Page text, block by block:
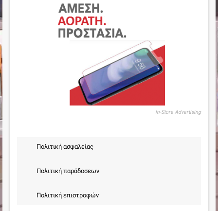
In-Store Advertising
Πολιτική ασφαλείας
Πολιτική παράδοσεων
Πολιτική επιστροφών